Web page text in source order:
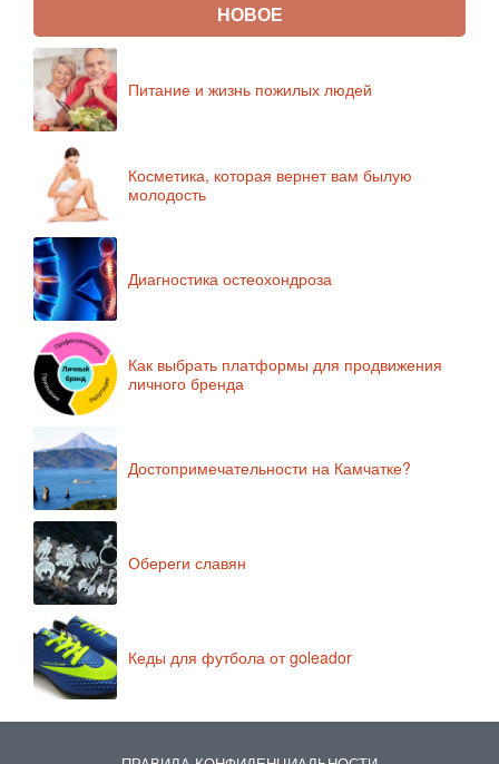
НОВОЕ
Питание и жизнь пожилых людей
Косметика, которая вернет вам былую
молодость
Диагностика остеохондроза
Как выбрать платформы для продвижения
личного бренда
Достопримечательности на Камчатке?
Обереги славян
Кеды для футбола от goleador